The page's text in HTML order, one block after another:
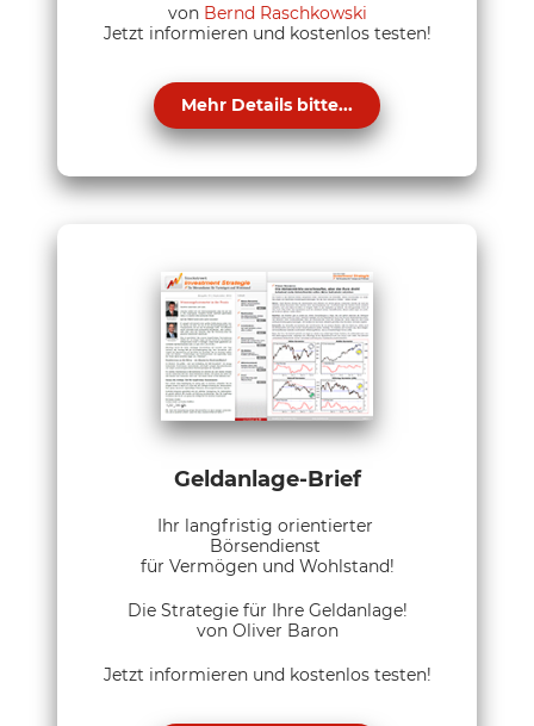
von Bernd Raschkowski
Jetzt informieren und kostenlos testen!
Mehr Details bitte...
Geldanlage-Brief
Ihr langfristig orientierter
Börsendienst
für Vermögen und Wohlstand!
Die Strategie für Ihre Geldanlage!
von Oliver Baron
Jetzt informieren und kostenlos testen!